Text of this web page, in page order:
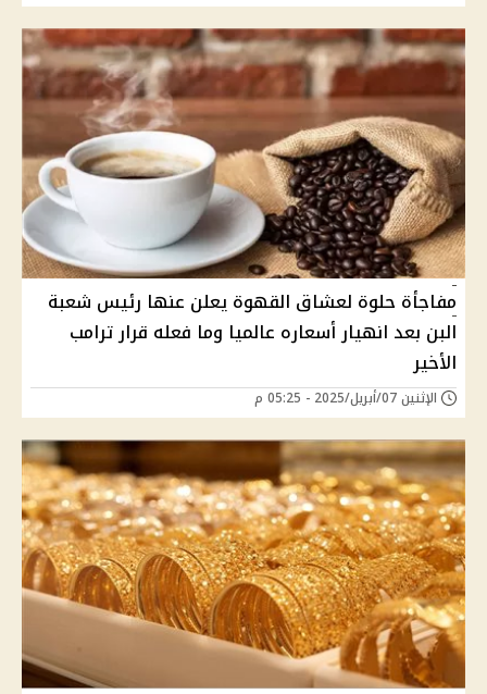
مفاجأة حلوة لعشاق القهوة يعلن عنها رئيس شعبة
البن بعد انهيار أسعاره عالميا وما فعله قرار ترامب
الأخير
الإثنين 07/أبريل/2025 - 05:25 م